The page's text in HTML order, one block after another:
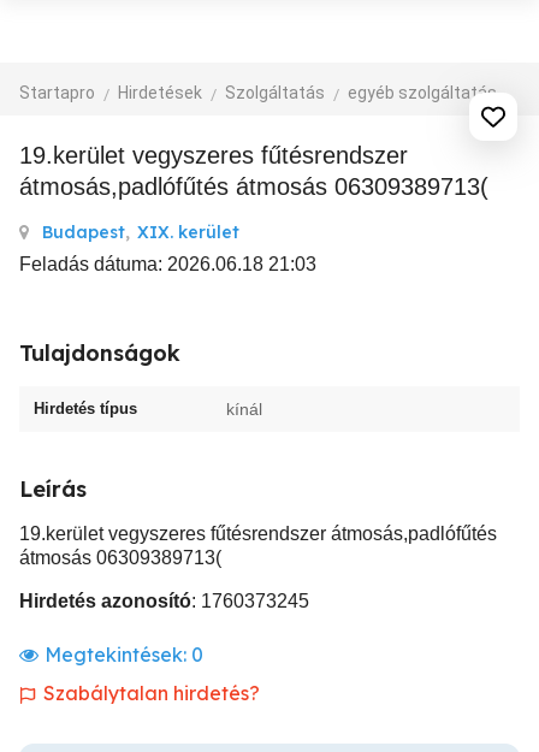
Startapro Hirdetések Szolgáltatás egyéb szolgáltatás
19.kerület vegyszeres fűtésrendszer
átmosás,padlófűtés átmosás 06309389713(
Budapest, XIX. kerület
Feladás dátuma: 2026.06.18 21:03
Tulajdonságok
Hirdetés típus kínál
Leírás
19.kerület vegyszeres fűtésrendszer átmosás,padlófűtés
átmosás 06309389713(
Hirdetés azonosító: 1760373245
Megtekintések: 0
Szabálytalan hirdetés?